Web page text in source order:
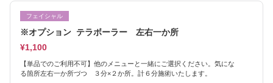
フェイシャル
※オプション テラボーラー 左右一か所
¥1,100
【単品でのご利用不可】他のメニューと一緒にご選択ください。気にな
る箇所左右一か所づつ ３分×２か所。計６分施術いたします。